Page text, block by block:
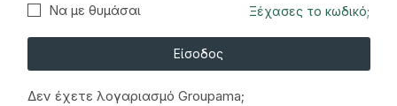
Να με θυμάσαι Ξέχασες το κωδικό;
Είσοδος
Δεν έχετε λογαριασμό Groupama;